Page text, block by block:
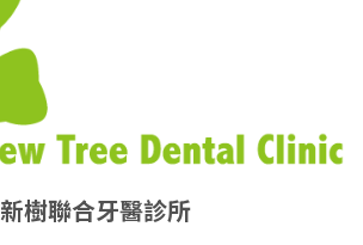
新樹聯合牙醫診所